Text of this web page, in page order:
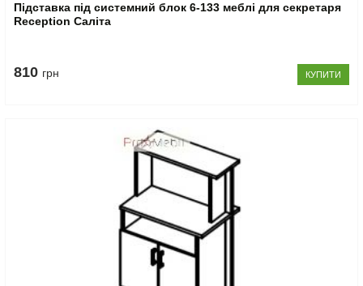
Підставка під системний блок 6-133 меблі для секретаря
Reception Саліта
810 грн КУПИТИ